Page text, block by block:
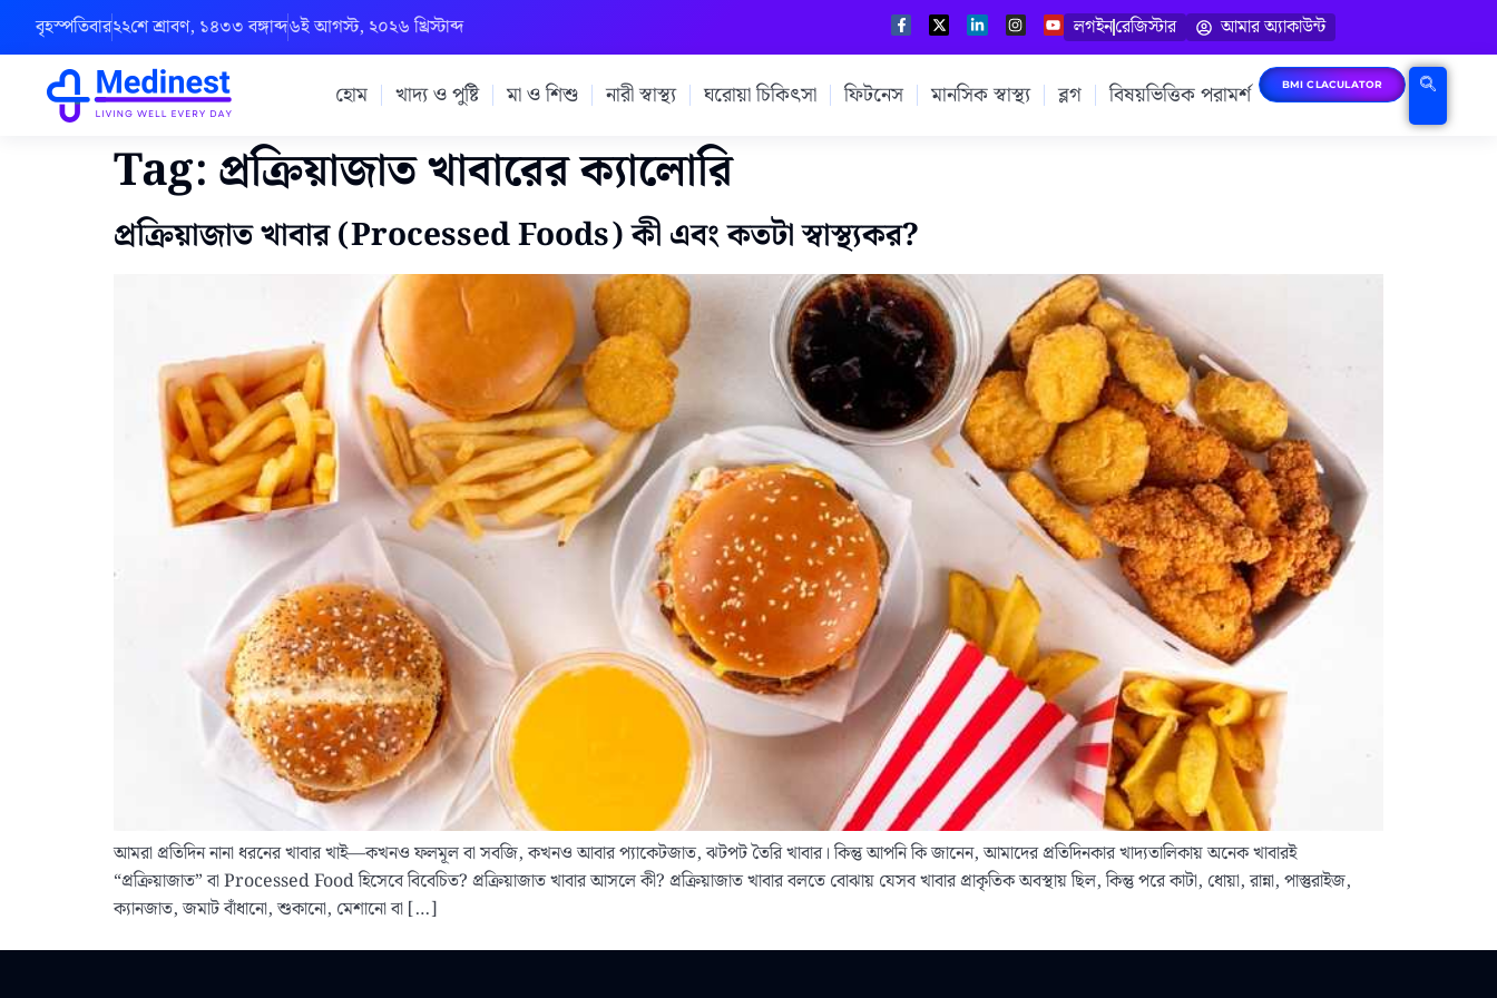
বৃহস্পতিবার২২শে শ্রাবণ, ১৪৩৩ বঙ্গাব্দ৬ই আগস্ট, ২০২৬ খ্রিস্টাব্দ লগইনরেজিস্টার আমার অ্যাকাউন্ট
হোম খাদ্য ও পুষ্টি মা ও শিশু নারী স্বাস্থ্য ঘরোয়া চিকিৎসা ফিটনেস মানসিক স্বাস্থ্য ব্লগ বিষয়ভিত্তিক পরামর্শ BMI CLACULATOR
Tag: প্রক্রিয়াজাত খাবারের ক্যালোরি
প্রক্রিয়াজাত খাবার (Processed Foods) কী এবং কতটা স্বাস্থ্যকর?
আমরা প্রতিদিন নানা ধরনের খাবার খাই—কখনও ফলমূল বা সবজি, কখনও আবার প্যাকেটজাত, ঝটপট তৈরি খাবার। কিন্তু আপনি কি জানেন, আমাদের প্রতিদিনকার খাদ্যতালিকায় অনেক খাবারই
“প্রক্রিয়াজাত” বা Processed Food হিসেবে বিবেচিত? প্রক্রিয়াজাত খাবার আসলে কী? প্রক্রিয়াজাত খাবার বলতে বোঝায় যেসব খাবার প্রাকৃতিক অবস্থায় ছিল, কিন্তু পরে কাটা, ধোয়া, রান্না, পাস্তুরাইজ,
ক্যানজাত, জমাট বাঁধানো, শুকানো, মেশানো বা […]